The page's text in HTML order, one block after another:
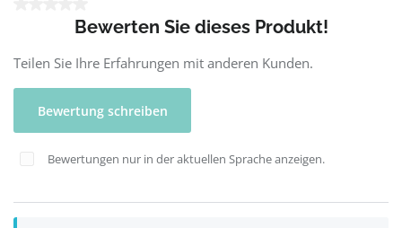
Bewerten Sie dieses Produkt!
Teilen Sie Ihre Erfahrungen mit anderen Kunden.
Bewertung schreiben
Bewertungen nur in der aktuellen Sprache anzeigen.